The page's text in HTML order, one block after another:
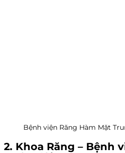
Bệnh viện Răng Hàm Mặt
2. Khoa Răng – Bệnh